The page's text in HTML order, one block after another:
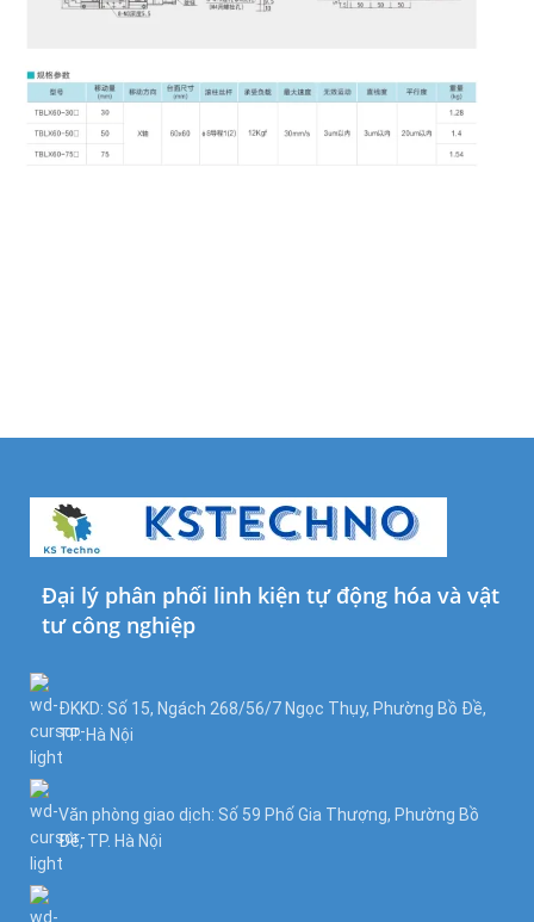
Đại lý phân phối linh kiện tự động hóa và vật
tư công nghiệp
ĐKKD: Số 15, Ngách 268/56/7 Ngọc Thụy, Phường Bồ Đề,
TP. Hà Nội
Văn phòng giao dịch: Số 59 Phố Gia Thượng, Phường Bồ
Đề, TP. Hà Nội